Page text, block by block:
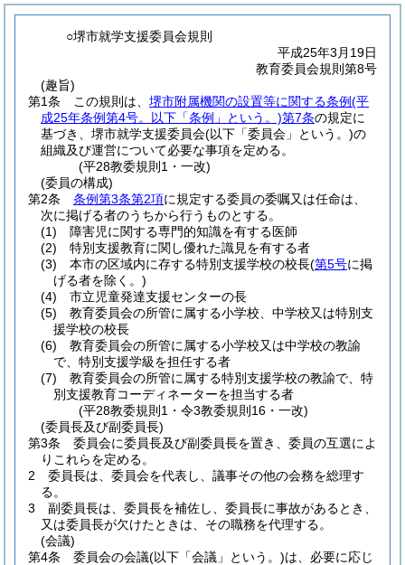
○堺市就学支援委員会規則
平成25年3月19日
教育委員会規則第8号
(趣旨)
第1条
この規則は、 堺市附属機関の設置等に関する条例(平
成25年条例第4号。以下「条例」という。)第7条の規定に
基づき、堺市就学支援委員会(以下「委員会」という。)の
組織及び運営について必要な事項を定める。
(平28教委規則1・一改)
(委員の構成)
第2条
条例第3条第2項に規定する委員の委嘱又は任命は、
次に掲げる者のうちから行うものとする。
(1)
障害児に関する専門的知識を有する医師
(2)
特別支援教育に関し優れた識見を有する者
(3)
本市の区域内に存する特別支援学校の校長(第5号に掲
げる者を除く。)
(4)
市立児童発達支援センターの長
(5)
教育委員会の所管に属する小学校、中学校又は特別支
援学校の校長
(6)
教育委員会の所管に属する小学校又は中学校の教諭
で、特別支援学級を担任する者
(7)
教育委員会の所管に属する特別支援学校の教諭で、特
別支援教育コーディネーターを担当する者
(平28教委規則1・令3教委規則16・一改)
(委員長及び副委員長)
第3条
委員会に委員長及び副委員長を置き、委員の互選によ
りこれらを定める。
2
委員長は、委員会を代表し、議事その他の会務を総理す
る。
3
副委員長は、委員長を補佐し、委員長に事故があるとき、
又は委員長が欠けたときは、その職務を代理する。
(会議)
第4条
委員会の会議(以下「会議」という。)は、必要に応じ